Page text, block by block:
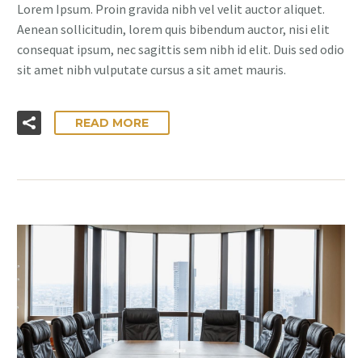
Lorem Ipsum. Proin gravida nibh vel velit auctor aliquet.
Aenean sollicitudin, lorem quis bibendum auctor, nisi elit
consequat ipsum, nec sagittis sem nibh id elit. Duis sed odio
sit amet nibh vulputate cursus a sit amet mauris.
READ MORE